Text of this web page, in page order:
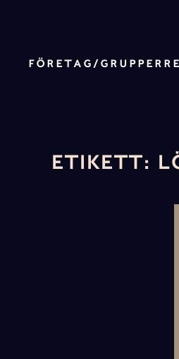
FÖRETAG/GRUPPER
ETIKETT: